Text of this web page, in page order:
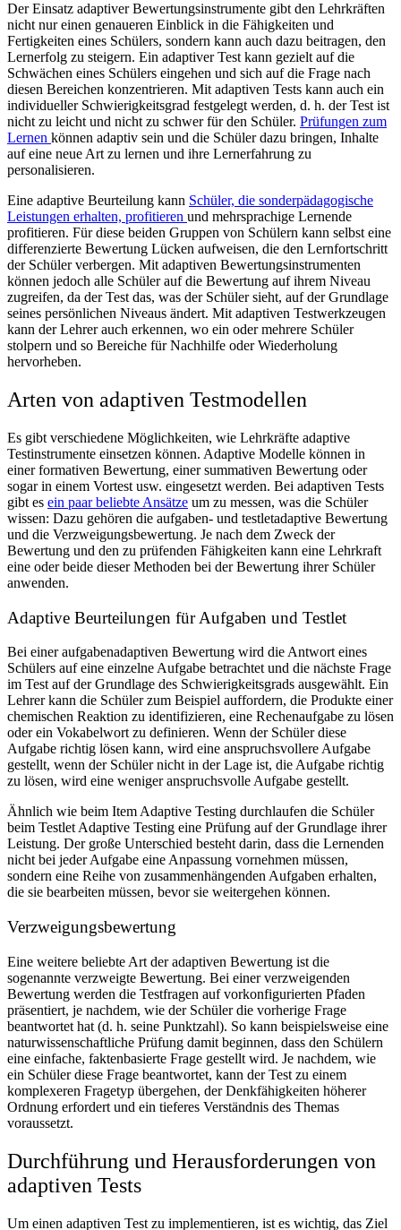
Der Einsatz adaptiver Bewertungsinstrumente gibt den Lehrkräften
nicht nur einen genaueren Einblick in die Fähigkeiten und
Fertigkeiten eines Schülers, sondern kann auch dazu beitragen, den
Lernerfolg zu steigern. Ein adaptiver Test kann gezielt auf die
Schwächen eines Schülers eingehen und sich auf die Frage nach
diesen Bereichen konzentrieren. Mit adaptiven Tests kann auch ein
individueller Schwierigkeitsgrad festgelegt werden, d. h. der Test ist
nicht zu leicht und nicht zu schwer für den Schüler. Prüfungen zum
Lernen können adaptiv sein und die Schüler dazu bringen, Inhalte
auf eine neue Art zu lernen und ihre Lernerfahrung zu
personalisieren.
Eine adaptive Beurteilung kann Schüler, die sonderpädagogische
Leistungen erhalten, profitieren und mehrsprachige Lernende
profitieren. Für diese beiden Gruppen von Schülern kann selbst eine
differenzierte Bewertung Lücken aufweisen, die den Lernfortschritt
der Schüler verbergen. Mit adaptiven Bewertungsinstrumenten
können jedoch alle Schüler auf die Bewertung auf ihrem Niveau
zugreifen, da der Test das, was der Schüler sieht, auf der Grundlage
seines persönlichen Niveaus ändert. Mit adaptiven Testwerkzeugen
kann der Lehrer auch erkennen, wo ein oder mehrere Schüler
stolpern und so Bereiche für Nachhilfe oder Wiederholung
hervorheben.
Arten von adaptiven Testmodellen
Es gibt verschiedene Möglichkeiten, wie Lehrkräfte adaptive
Testinstrumente einsetzen können. Adaptive Modelle können in
einer formativen Bewertung, einer summativen Bewertung oder
sogar in einem Vortest usw. eingesetzt werden. Bei adaptiven Tests
gibt es ein paar beliebte Ansätze um zu messen, was die Schüler
wissen: Dazu gehören die aufgaben- und testletadaptive Bewertung
und die Verzweigungsbewertung. Je nach dem Zweck der
Bewertung und den zu prüfenden Fähigkeiten kann eine Lehrkraft
eine oder beide dieser Methoden bei der Bewertung ihrer Schüler
anwenden.
Adaptive Beurteilungen für Aufgaben und Testlet
Bei einer aufgabenadaptiven Bewertung wird die Antwort eines
Schülers auf eine einzelne Aufgabe betrachtet und die nächste Frage
im Test auf der Grundlage des Schwierigkeitsgrads ausgewählt. Ein
Lehrer kann die Schüler zum Beispiel auffordern, die Produkte einer
chemischen Reaktion zu identifizieren, eine Rechenaufgabe zu lösen
oder ein Vokabelwort zu definieren. Wenn der Schüler diese
Aufgabe richtig lösen kann, wird eine anspruchsvollere Aufgabe
gestellt, wenn der Schüler nicht in der Lage ist, die Aufgabe richtig
zu lösen, wird eine weniger anspruchsvolle Aufgabe gestellt.
Ähnlich wie beim Item Adaptive Testing durchlaufen die Schüler
beim Testlet Adaptive Testing eine Prüfung auf der Grundlage ihrer
Leistung. Der große Unterschied besteht darin, dass die Lernenden
nicht bei jeder Aufgabe eine Anpassung vornehmen müssen,
sondern eine Reihe von zusammenhängenden Aufgaben erhalten,
die sie bearbeiten müssen, bevor sie weitergehen können.
Verzweigungsbewertung
Eine weitere beliebte Art der adaptiven Bewertung ist die
sogenannte verzweigte Bewertung. Bei einer verzweigenden
Bewertung werden die Testfragen auf vorkonfigurierten Pfaden
präsentiert, je nachdem, wie der Schüler die vorherige Frage
beantwortet hat (d. h. seine Punktzahl). So kann beispielsweise eine
naturwissenschaftliche Prüfung damit beginnen, dass den Schülern
eine einfache, faktenbasierte Frage gestellt wird. Je nachdem, wie
ein Schüler diese Frage beantwortet, kann der Test zu einem
komplexeren Fragetyp übergehen, der Denkfähigkeiten höherer
Ordnung erfordert und ein tieferes Verständnis des Themas
voraussetzt.
Durchführung und Herausforderungen von
adaptiven Tests
Um einen adaptiven Test zu implementieren, ist es wichtig, das Ziel